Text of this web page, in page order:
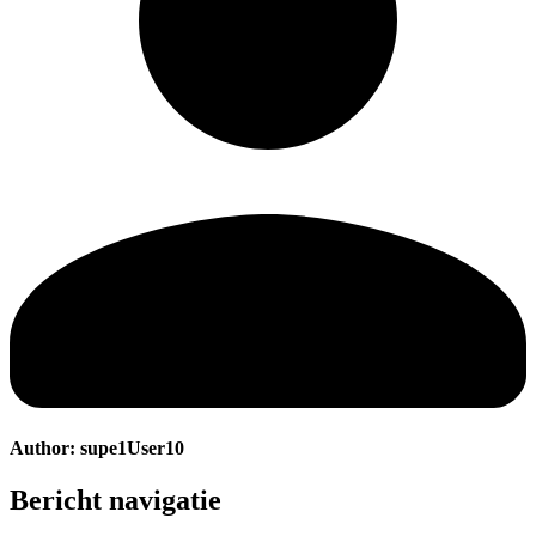
Author: supe1User10
Bericht navigatie